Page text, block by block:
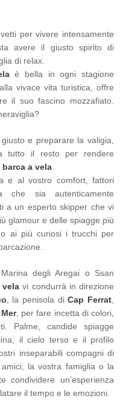
per vivere intensamente
avere il giusto spirito di
di relax.
è bella in ogni stagione
vivace vita turistica, offre
il suo fascino mozzafiato.
giusto e preparare la valigia,
tutto il resto per rendere
a vela
e al vostro comfort, fattori
che sia autenticamente
a un esperto skipper che vi
glamour e delle spiagge più
ai più curiosi i trucchi per
degli Aregai o Ssan
vela vi condurrà in direzione
, la penisola diCap Ferrat
, per fare incetta di colori,
Palme, candide spiagge
il cielo terso e il profilo
inseparabili compagni di
la vostra famiglia o la
un’esperienza
il tempo e le emozioni.